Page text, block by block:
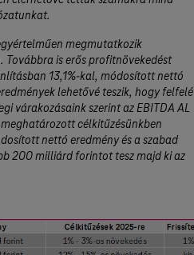
megmutatkozik
Továbbra is erős profitnövekedést
13,1%-kal, módosított nettó
lehetővé teszik, hogy felfelé
várakozásaink szerint az EBITDA AL
célkitűzésünkben
nettó eredmény és a szabad
200 milliárd forintot tesz majd ki az